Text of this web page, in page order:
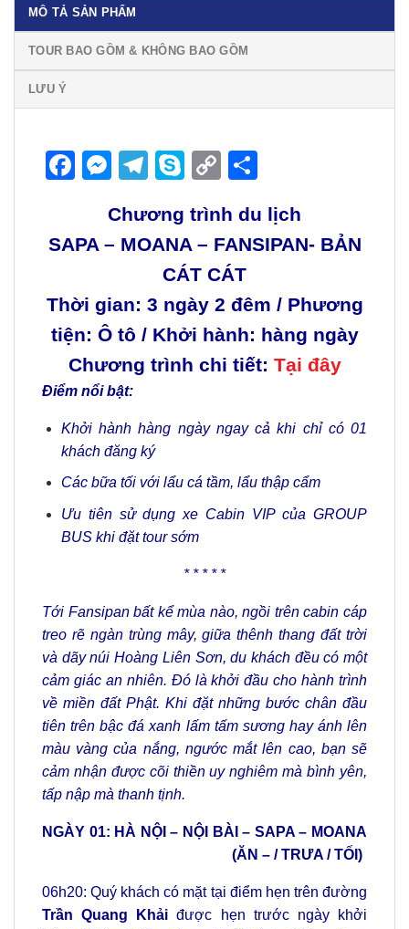
MÔ TẢ SẢN PHẨM
TOUR BAO GỒM & KHÔNG BAO GỒM
LƯU Ý
Facebook
Messenger
Telegram
SkypeCopy
Chương trình du lịch
SAPA – MOANA – FANSIPAN- BẢN
CÁT CÁT
Thời gian: 3 ngày 2 đêm / Phương
tiện: Ô tô / Khởi hành: hàng ngày
Chương trình chi tiết: Tại đây
Điểm nổi bật:
Khởi hành hàng ngày ngay cả khi chỉ có 01
khách đăng ký
Các bữa tối với lẩu cá tầm, lẩu thập cẩm
Ưu tiên sử dụng xe Cabin VIP của GROUP
BUS khi đặt tour sớm
* * * * *
Tới Fansipan bất kể mùa nào, ngồi trên cabin cáp
treo rẽ ngàn trùng mây, giữa thênh thang đất trời
và dãy núi Hoàng Liên Sơn, du khách đều có một
cảm giác an nhiên. Đó là khởi đầu cho hành trình
về miền đất Phật. Khi đặt những bước chân đầu
tiên trên bậc đá xanh lấm tấm sương hay ánh lên
màu vàng của nắng, ngước mắt lên cao, bạn sẽ
cảm nhận được cõi thiền uy nghiêm mà bình yên,
tấp nập mà thanh tịnh.
NGÀY 01: HÀ NỘI – NỘI BÀI – SAPA – MOANA
(ĂN – / TRƯA / TỐI)
06h20: Quý khách có mặt tại điểm hẹn trên đường
Trần Quang Khải được hẹn trước ngày khởi